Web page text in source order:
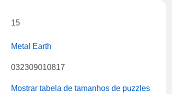
15
Metal Earth
032309010817
Mostrar tabela de tamanhos de puzzles